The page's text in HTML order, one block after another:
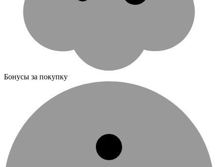
Бонусы за покупку